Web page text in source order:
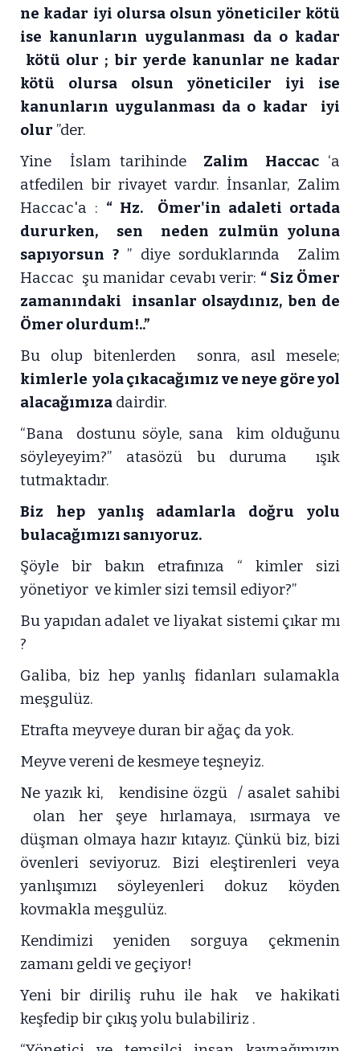
ne kadar iyi olursa olsun yöneticiler kötü
ise kanunların uygulanması da o kadar
kötü olur ; bir yerde kanunlar ne kadar
kötü olursa olsun yöneticiler iyi ise
kanunların uygulanması da o kadar iyi
olur ”der.
Yine İslam tarihinde
Zalim Haccac‘a
atfedilen bir rivayet vardır. İnsanlar, Zalim
Haccac'a : “ Hz. Ömer'in adaleti ortada
dururken, sen neden zulmün yoluna
sapıyorsun ? ” diye sorduklarında Zalim
Haccac şu manidar cevabı verir: “ Siz Ömer
zamanındaki insanlar olsaydınız, ben de
Ömer olurdum!..”
Bu olup bitenlerden sonra, asıl mesele;
kimlerle yola çıkacağımız ve neye göre yol
alacağımıza dairdir.
“Bana dostunu söyle, sana kim olduğunu
söyleyeyim?” atasözü bu duruma ışık
tutmaktadır.
Biz hep yanlış adamlarla doğru yolu
bulacağımızı sanıyoruz.
Şöyle bir bakın etrafınıza “ kimler sizi
yönetiyor ve kimler sizi temsil ediyor?”
Bu yapıdan adalet ve liyakat sistemi çıkar mı
?
Galiba, biz hep yanlış fidanları sulamakla
meşgulüz.
Etrafta meyveye duran bir ağaç da yok.
Meyve vereni de kesmeye teşneyiz.
Ne yazık ki, kendisine özgü / asalet sahibi
olan her şeye hırlamaya, ısırmaya ve
düşman olmaya hazır kıtayız. Çünkü biz, bizi
övenleri seviyoruz. Bizi eleştirenleri veya
yanlışımızı söyleyenleri dokuz köyden
kovmakla meşgulüz.
Kendimizi yeniden sorguya çekmenin
zamanı geldi ve geçiyor!
Yeni bir diriliş ruhu ile hak ve hakikati
keşfedip bir çıkış yolu bulabiliriz .